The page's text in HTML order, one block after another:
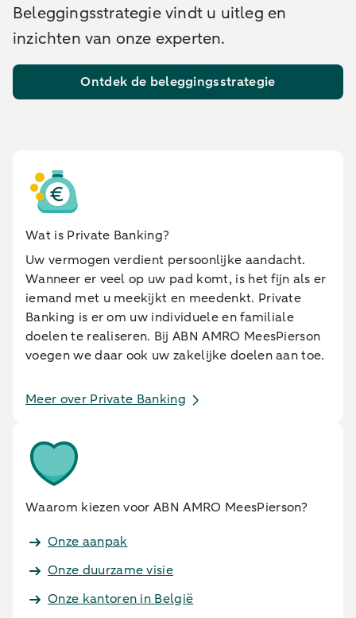
Beleggingsstrategie vindt u uitleg en
inzichten van onze experten.
Ontdek de beleggingsstrategie
Wat is Private Banking?
Uw vermogen verdient persoonlijke aandacht.
Wanneer er veel op uw pad komt, is het fijn als er
iemand met u meekijkt en meedenkt. Private
Banking is er om uw individuele en familiale
doelen te realiseren. Bij ABN AMRO MeesPierson
voegen we daar ook uw zakelijke doelen aan toe.
Meer over Private Banking
Waarom kiezen voor ABN AMRO MeesPierson?
Onze aanpak
Onze duurzame visie
Onze kantoren in België